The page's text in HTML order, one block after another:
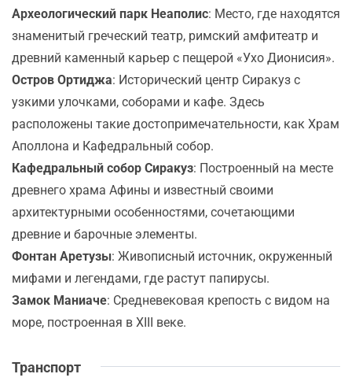
Археологический парк Неаполис: Место, где находятся
знаменитый греческий театр, римский амфитеатр и
древний каменный карьер с пещерой «Ухо Дионисия».
Остров Ортиджа: Исторический центр Сиракуз с
узкими улочками, соборами и кафе. Здесь
расположены такие достопримечательности, как Храм
Аполлона и Кафедральный собор.
Кафедральный собор Сиракуз: Построенный на месте
древнего храма Афины и известный своими
архитектурными особенностями, сочетающими
древние и барочные элементы.
Фонтан Аретузы: Живописный источник, окруженный
мифами и легендами, где растут папирусы.
Замок Маниаче: Средневековая крепость с видом на
море, построенная в XIII веке.
Транспорт